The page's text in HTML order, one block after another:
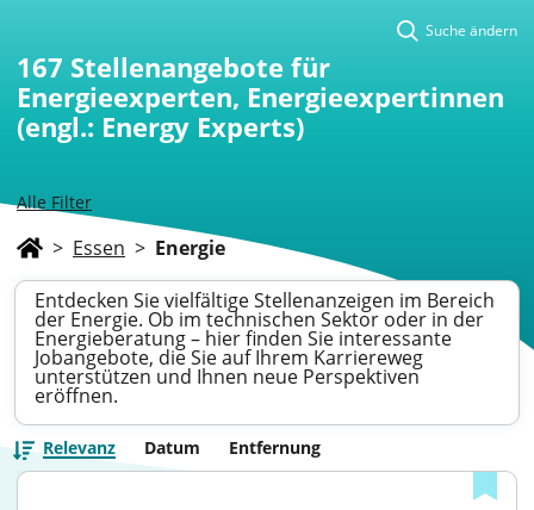
Alle Filter
Suche ändern
167 Stellenangebote für
Energieexperten, Energieexpertinnen
(engl.: Energy Experts)
> Essen > Energie
Entdecken Sie vielfältige Stellenanzeigen im Bereich
der Energie. Ob im technischen Sektor oder in der
Energieberatung – hier finden Sie interessante
Jobangebote, die Sie auf Ihrem Karriereweg
unterstützen und Ihnen neue Perspektiven
eröffnen.
Relevanz Datum Entfernung